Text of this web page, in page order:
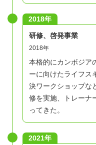
2018年
研修、啓発事業
2018年
本格的にカンボジア
ーに向けたライフス
決ワークショップな
修を実施、トレーナ
ってきた。
2021年